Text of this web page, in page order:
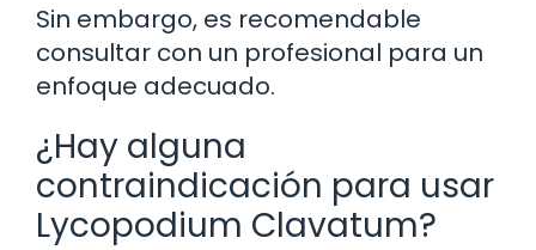
Sin embargo, es recomendable
consultar con un profesional para un
enfoque adecuado.
¿Hay alguna
contraindicación para usar
Lycopodium Clavatum?